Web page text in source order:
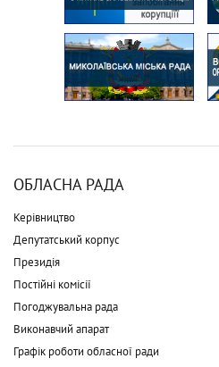
ОБЛАСНА РАДА
Керівництво
Депутатський корпус
Президія
Постійні комісії
Погоджувальна рада
Виконавчий апарат
Графік роботи обласної ради